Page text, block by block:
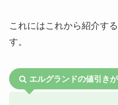
これにはこれから紹介す
す。
エルグランドの値引き